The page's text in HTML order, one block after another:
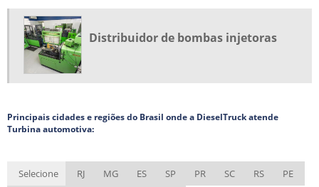
ONDE COMPRAR CAIXA DE DIREÇÃO HIDRÁULICA
PEÇAS DE INJEÇÃO ELETRÔNICA DIESEL
PEÇAS PARA INJEÇÃO DIESEL
PREÇO DO BICO INJETOR
REPARO BICO INJETOR
Distribuidor de bombas injetoras
Principais cidades e regiões do Brasil onde a DieselTruck atende
Turbina automotiva:
Selecione RJ MG ES SP PR SC RS
PE